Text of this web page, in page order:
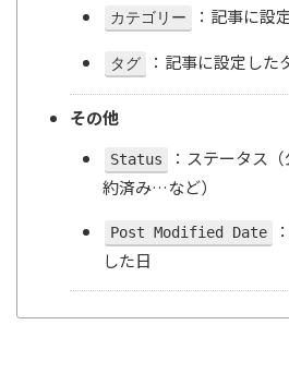
カテゴリー ：記事に設
タグ ：記事に設定した
その他
Status
：ステータス
約済み…など）
Post Modified Date
した日